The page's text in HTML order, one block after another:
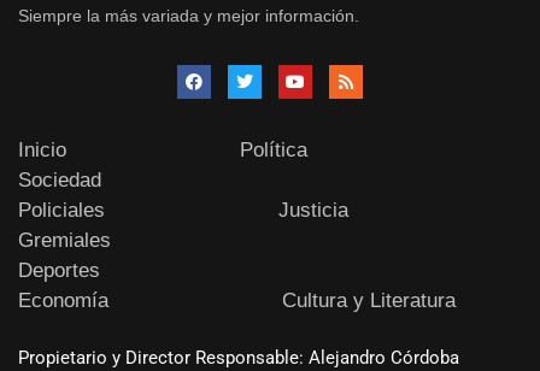
Siempre la más variada y mejor información.
Inicio
Política
Sociedad
Policiales
Justicia
Gremiales
Deportes
Economía
Cultura y Literatura
Propietario y Director Responsable: Alejandro Córdoba